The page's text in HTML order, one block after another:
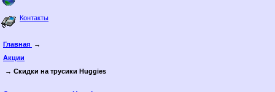
Контакты
Главная
→
Акции
→ Скидки на трусики Huggies